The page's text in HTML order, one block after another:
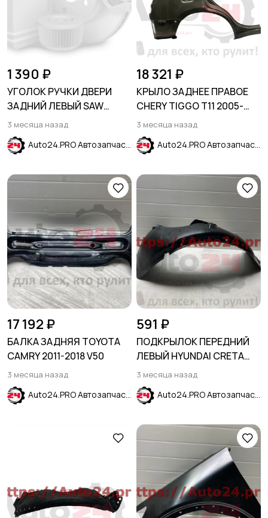
1 390 ₽
УГОЛОК РУЧКИ ДВЕРИ
ЗАДНИЙ ЛЕВЫЙ SAW
белый HYUNDAI SOLARIS
2020-2024
3 месяца назад
Auto24.PRO Автозапчасти
18 321 ₽
КРЫЛО ЗАДНЕЕ ПРАВОЕ
CHERY TIGGO T11 2005-
2011
3 месяца назад
Auto24.PRO Автозапчасти
17 192 ₽
БАЛКА ЗАДНЯЯ TOYOTA
CAMRY 2011-2018 V50
3 месяца назад
Auto24.PRO Автозапчасти
591 ₽
ПОДКРЫЛОК ПЕРЕДНИЙ
ЛЕВЫЙ HYUNDAI CRETA
2016-2021
3 месяца назад
Auto24.PRO Автозапчасти